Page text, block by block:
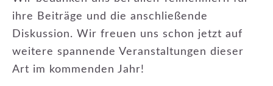
ihre Beiträge und die anschließende
Diskussion. Wir freuen uns schon jetzt auf
weitere spannende Veranstaltungen dieser
Art im kommenden Jahr!